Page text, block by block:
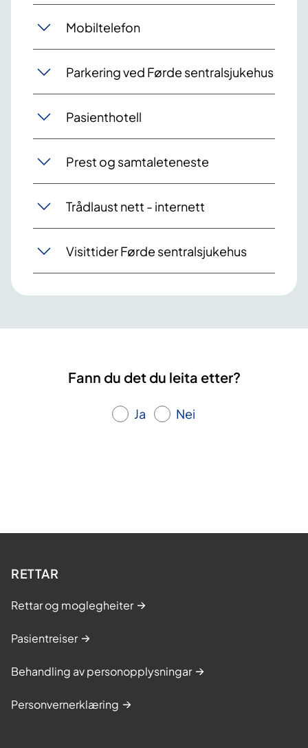
Mobiltelefon
Parkering ved Førde sentralsjukehus
Pasienthotell
Prest og samtaleteneste
Trådlaust nett - internett
Visittider Førde sentralsjukehus
Fann du det du leita etter?
Ja Nei
RETTAR
Rettar og moglegheiter
Pasientreiser
Behandling av personopplysningar
Personvernerklæring